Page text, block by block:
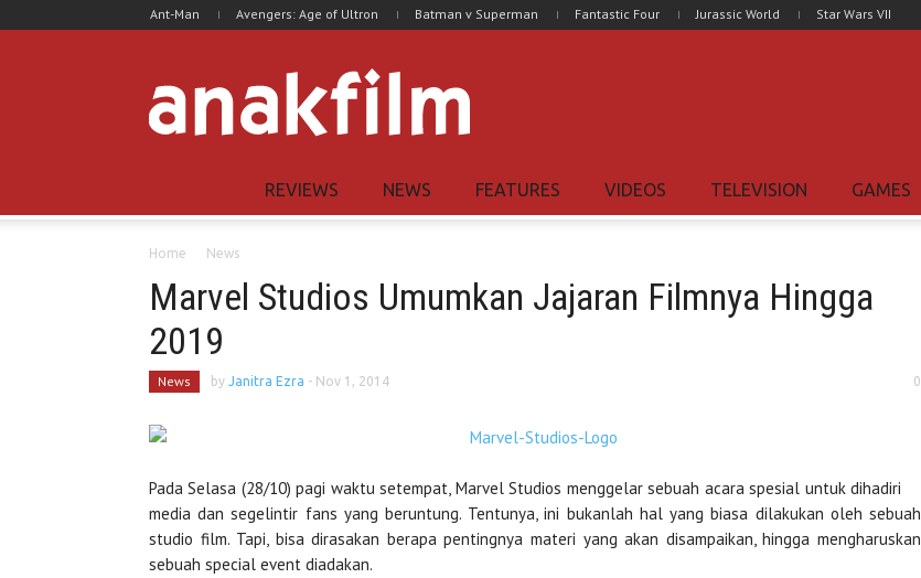
Ant-Man Avengers: Age of Ultron Batman v Superman Fantastic Four Jurassic World Star Wars VII
REVIEWS NEWS FEATURES VIDEOS TELEVISION GAMES
Home News
Marvel Studios Umumkan Jajaran Filmnya Hingga
2019
News by Janitra Ezra - Nov 1, 2014 0
Pada Selasa (28/10) pagi waktu setempat, Marvel Studios menggelar sebuah acara spesial untuk dihadiri
media dan segelintir fans yang beruntung. Tentunya, ini bukanlah hal yang biasa dilakukan oleh sebuah
studio film. Tapi, bisa dirasakan berapa pentingnya materi yang akan disampaikan, hingga mengharuskan
sebuah special event diadakan.